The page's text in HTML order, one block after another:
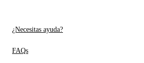
¿Necesitas ayuda?
FAQs